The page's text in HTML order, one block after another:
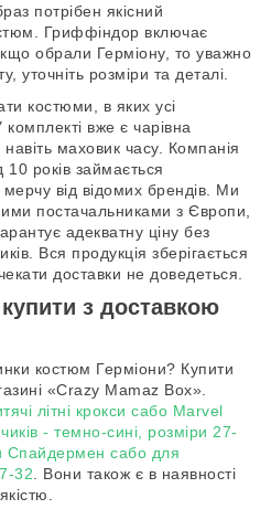
потрібен якісний
Гриффіндор включає
обрали Герміону, то уважно
уточніть розміри та деталі.
костюми, в яких усі
вже є чарівна
маховик часу. Компанія
років займається
від відомих брендів. Ми
постачальниками з Європи,
адекватну ціну без
Вся продукція зберігається
доставки не доведеться.
з доставкою
костюм Герміони? Купити
«Crazy Mamaz Box».
літні крокси сабо Marvel
- темно-сині, розміри 27-
Спайдермен сабо для
32. Вони також є в наявності